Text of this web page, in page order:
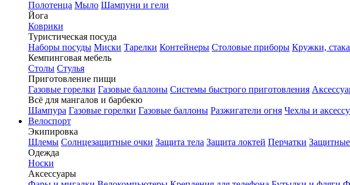
Полотенца Мыло Шампуни и гели
Йога
Коврики
Туристическая посуда
Наборы посуды Миски Тарелки Контейнеры Столовые приборы Кружки,
Кемпинговая мебель
Столы Стулья
Приготовление пищи
Газовые горелки Газовые баллоны Системы быстрого приготовления
Всё для мангалов и барбекю
Шампура Газовые горелки Газовые баллоны Разжигатели огня Чехлы и
Велоспорт
Экипировка
Шлемы Солнцезащитные очки Защита тела Защита локтей Перчатки
Одежда
Носки
Аксессуары